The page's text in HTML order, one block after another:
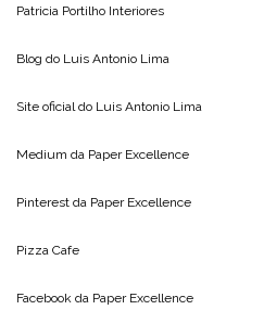
Patricia Portilho Interiores
Blog do Luis Antonio Lima
Site oficial do Luis Antonio Lima
Medium da Paper Excellence
Pinterest da Paper Excellence
Pizza Cafe
Facebook da Paper Excellence